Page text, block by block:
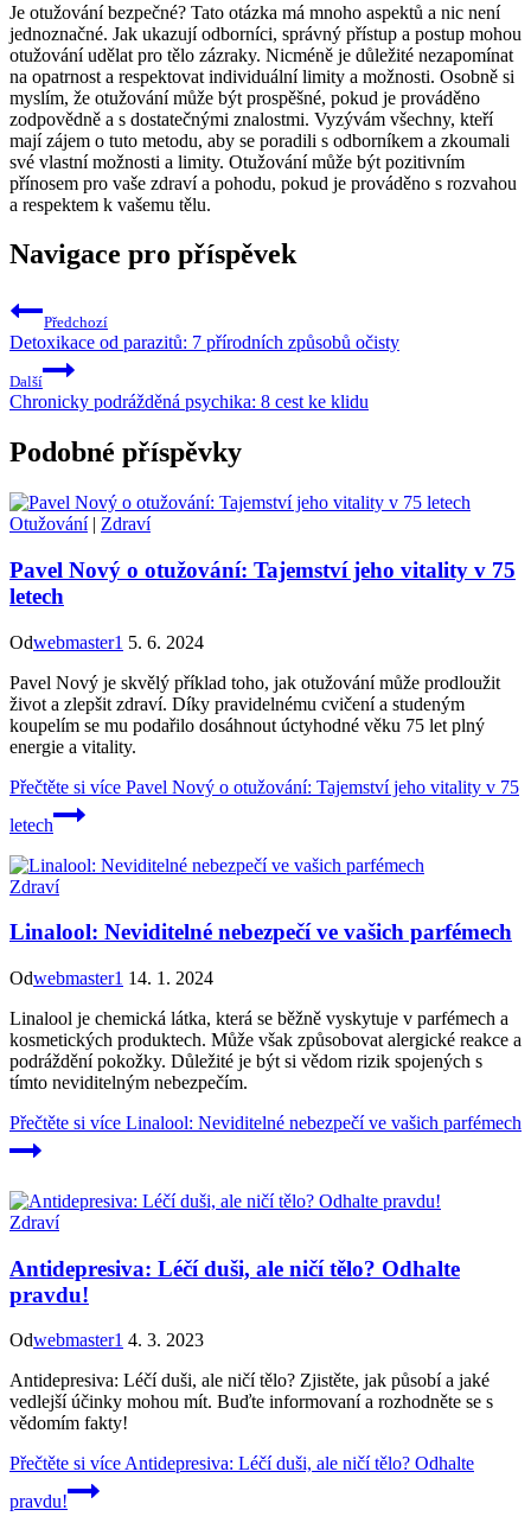
Je otužování bezpečné? Tato otázka má mnoho aspektů a nic není
jednoznačné. Jak ukazují odborníci, správný přístup a postup mohou
otužování udělat pro tělo zázraky. Nicméně je důležité nezapomínat
na opatrnost a respektovat individuální limity a možnosti. Osobně si
myslím, že otužování může být prospěšné, pokud je prováděno
zodpovědně a s dostatečnými znalostmi. Vyzývám všechny, kteří
mají zájem o tuto metodu, aby se poradili s odborníkem a zkoumali
své vlastní možnosti a limity. Otužování může být pozitivním
přínosem pro vaše zdraví a pohodu, pokud je prováděno s rozvahou
a respektem k vašemu tělu.
Navigace pro příspěvek
Předchozí
Detoxikace od parazitů: 7 přírodních způsobů očisty
Další
Chronicky podrážděná psychika: 8 cest ke klidu
Podobné příspěvky
Otužování| Zdraví
Pavel Nový o otužování: Tajemství jeho vitality v 75
letech
Odwebmaster1 5. 6. 2024
Pavel Nový je skvělý příklad toho, jak otužování může prodloužit
život a zlepšit zdraví. Díky pravidelnému cvičení a studeným
koupelím se mu podařilo dosáhnout úctyhodné věku 75 let plný
energie a vitality.
Přečtěte si více Pavel Nový o otužování: Tajemství jeho vitality v 75
letech
Zdraví
Linalool: Neviditelné nebezpečí ve vašich parfémech
Odwebmaster1 14. 1. 2024
Linalool je chemická látka, která se běžně vyskytuje v parfémech a
kosmetických produktech. Může však způsobovat alergické reakce a
podráždění pokožky. Důležité je být si vědom rizik spojených s
tímto neviditelným nebezpečím.
Přečtěte si více Linalool: Neviditelné nebezpečí ve vašich parfémech
Zdraví
Antidepresiva: Léčí duši, ale ničí tělo? Odhalte
pravdu!
Odwebmaster1 4. 3. 2023
Antidepresiva: Léčí duši, ale ničí tělo? Zjistěte, jak působí a jaké
vedlejší účinky mohou mít. Buďte informovaní a rozhodněte se s
vědomím fakty!
Přečtěte si víceAntidepresiva: Léčí duši, ale ničí tělo? Odhalte
pravdu!